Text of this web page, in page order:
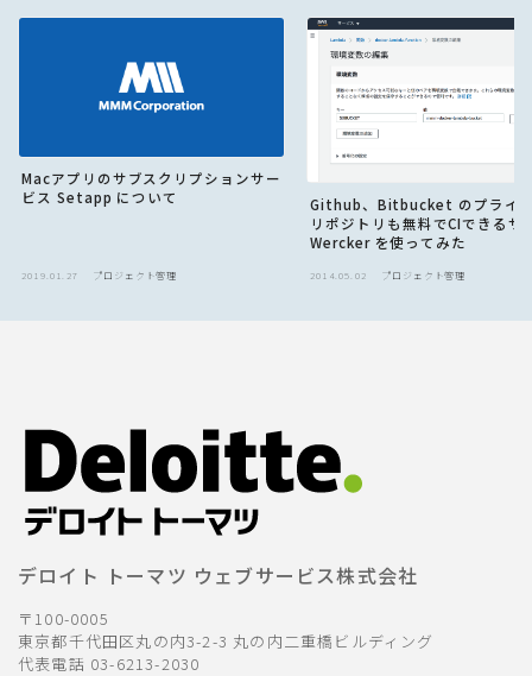
Macアプリのサブスクリプションサー
ビス Setapp について
2019.01.27 プロジェクト管理
Github、Bitbucket のプライ
リポジトリも無料でCIできるサ
Wercker を使ってみた
2014.05.02 プロジェクト管理
デロイト トーマツ ウェブサービス株式会社
〒100-0005
東京都千代田区丸の内3-2-3 丸の内二重橋ビルディング
代表電話 03-6213-2030